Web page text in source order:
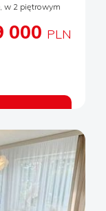
w 2 piętrowym
czasu na
się: -
32 ,91 m2 z
Do mieszkania
dodatkowo
finansowych,
na świetną
wysłana z
000 PLN